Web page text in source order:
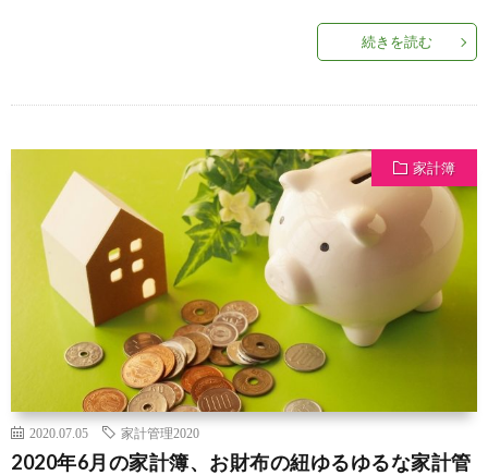
続きを読む
家計簿
2020.07.05 家計管理2020
2020年6月の家計簿、お財布の紐ゆるゆるな家計管